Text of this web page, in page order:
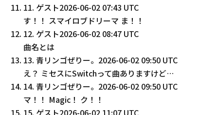
11. ゲスト2026-06-02 07:43 UTC
す！！ スマイロブドリーマ ま！！
12. ゲスト2026-06-02 08:47 UTC
曲名とは
13. 青リンゴぜりー。 2026-06-02 09:50 UTC
え？ ミセスにSwitchって曲ありますけど…
14. 青リンゴぜりー。 2026-06-02 09:50 UTC
マ！！ Magic！ ク！！
15. ゲスト2026-06-02 11:07 UTC